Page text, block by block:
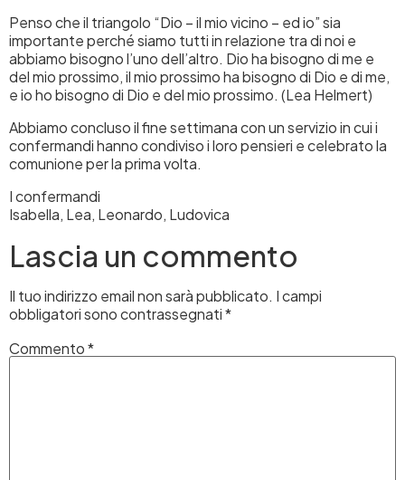
Penso che il triangolo “Dio – il mio vicino – ed io” sia
importante perché siamo tutti in relazione tra di noi e
abbiamo bisogno l’uno dell’altro. Dio ha bisogno di me e
del mio prossimo, il mio prossimo ha bisogno di Dio e di me,
e io ho bisogno di Dio e del mio prossimo. (Lea Helmert)
Abbiamo concluso il fine settimana con un servizio in cui i
confermandi hanno condiviso i loro pensieri e celebrato la
comunione per la prima volta.
I confermandi
Isabella, Lea, Leonardo, Ludovica
Lascia un commento
Il tuo indirizzo email non sarà pubblicato. I campi
obbligatori sono contrassegnati*
Commento*